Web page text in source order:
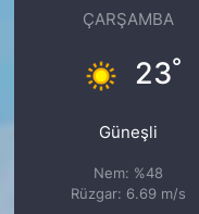
ÇARŞAMBA
23°
Güneşli
Nem: %48
Rüzgar: 6.69 m/s